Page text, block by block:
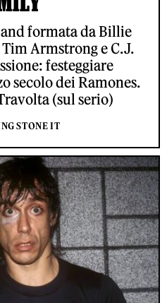
formata da Billie
Armstrong e C.J.
festeggiare
secolo dei Ramones.
(sul serio)
STONE IT